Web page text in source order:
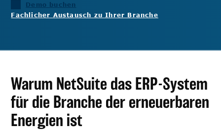
Demo buchen
Fachlicher Austausch zu Ihrer Branche
Warum NetSuite das ERP-System
für die Branche der erneuerbaren
Energien ist